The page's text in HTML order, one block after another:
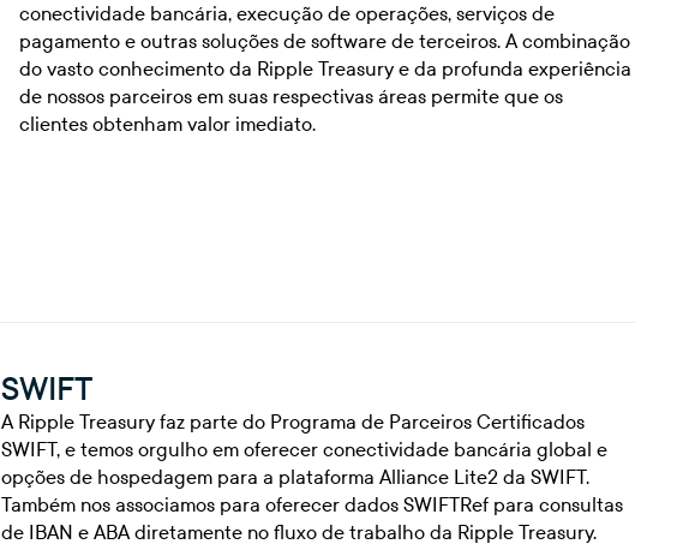
conectividade bancária, execução de operações, serviços de
pagamento e outras soluções de software de terceiros. A combinação
do vasto conhecimento da Ripple Treasury e da profunda experiência
de nossos parceiros em suas respectivas áreas permite que os
clientes obtenham valor imediato.
SWIFT
A Ripple Treasury faz parte do Programa de Parceiros Certificados
SWIFT, e temos orgulho em oferecer conectividade bancária global e
opções de hospedagem para a plataforma Alliance Lite2 da SWIFT.
Também nos associamos para oferecer dados SWIFTRef para consultas
de IBAN e ABA diretamente no fluxo de trabalho da Ripple Treasury.